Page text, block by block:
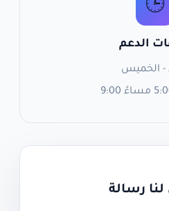
🕒
الدعم
- الخميس
رسالة